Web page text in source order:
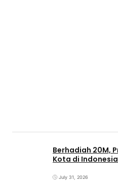
Berhadiah 20M,
Kota di
July 31, 2026